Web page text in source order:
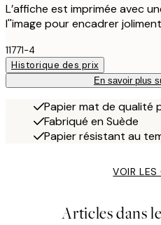
L’affiche est imprimée avec
l''image pour encadrer
11771-4
Historique des prix
En savoir plus
Papier mat de qualité
Fabriqué en Suède
Papier résistant au
VOIR LES
Articles dans